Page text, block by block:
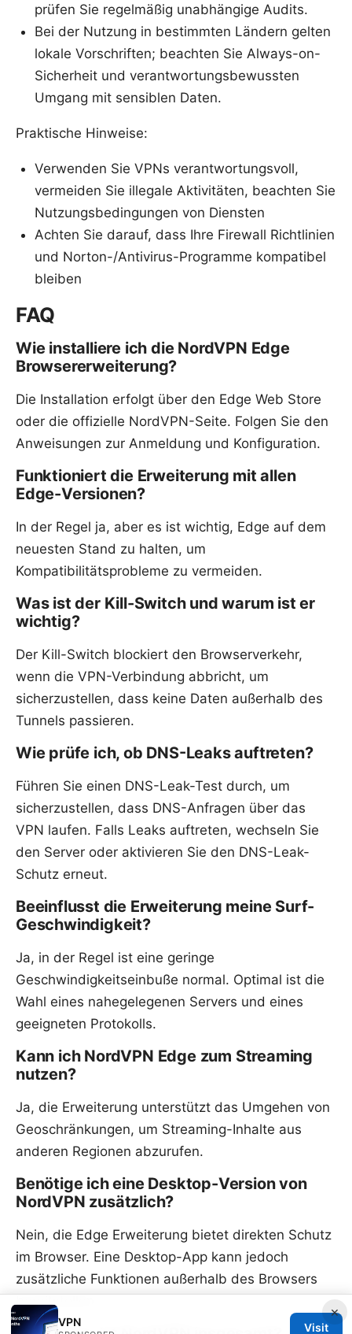
prüfen Sie regelmäßig unabhängige Audits.
Bei der Nutzung in bestimmten Ländern gelten
lokale Vorschriften; beachten Sie Always-on-
Sicherheit und verantwortungsbewussten
Umgang mit sensiblen Daten.
Praktische Hinweise:
Verwenden Sie VPNs verantwortungsvoll,
vermeiden Sie illegale Aktivitäten, beachten Sie
Nutzungsbedingungen von Diensten
Achten Sie darauf, dass Ihre Firewall Richtlinien
und Norton-/Antivirus-Programme kompatibel
bleiben
FAQ
Wie installiere ich die NordVPN Edge
Browsererweiterung?
Die Installation erfolgt über den Edge Web Store
oder die offizielle NordVPN-Seite. Folgen Sie den
Anweisungen zur Anmeldung und Konfiguration.
Funktioniert die Erweiterung mit allen
Edge-Versionen?
In der Regel ja, aber es ist wichtig, Edge auf dem
neuesten Stand zu halten, um
Kompatibilitätsprobleme zu vermeiden.
Was ist der Kill-Switch und warum ist er
wichtig?
Der Kill-Switch blockiert den Browserverkehr,
wenn die VPN-Verbindung abbricht, um
sicherzustellen, dass keine Daten außerhalb des
Tunnels passieren.
Wie prüfe ich, ob DNS-Leaks auftreten?
Führen Sie einen DNS-Leak-Test durch, um
sicherzustellen, dass DNS-Anfragen über das
VPN laufen. Falls Leaks auftreten, wechseln Sie
den Server oder aktivieren Sie den DNS-Leak-
Schutz erneut.
Beeinflusst die Erweiterung meine Surf-
Geschwindigkeit?
Ja, in der Regel ist eine geringe
Geschwindigkeitseinbuße normal. Optimal ist die
Wahl eines nahegelegenen Servers und eines
geeigneten Protokolls.
Kann ich NordVPN Edge zum Streaming
nutzen?
Ja, die Erweiterung unterstützt das Umgehen von
Geoschränkungen, um Streaming-Inhalte aus
anderen Regionen abzurufen.
Benötige ich eine Desktop-Version von
NordVPN zusätzlich?
Nein, die Edge Erweiterung bietet direkten Schutz
im Browser. Eine Desktop-App kann jedoch
zusätzliche Funktionen außerhalb des Browsers
bereitstellen.
×
VPN Visit